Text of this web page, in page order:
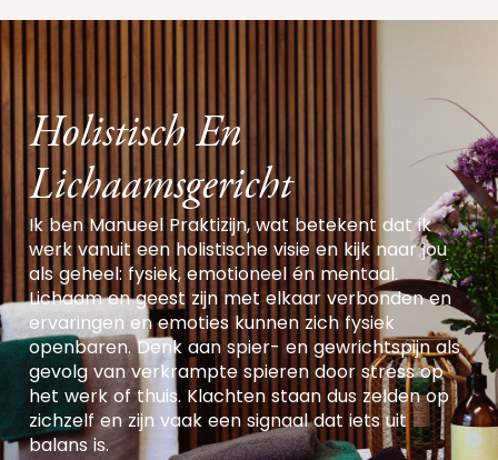
Holistisch En
Lichaamsgericht
Ik ben Manueel Praktizijn, wat betekent dat ik
werk vanuit een holistische visie en kijk naar jou
als geheel: fysiek, emotioneel én mentaal.
Lichaam en geest zijn met elkaar verbonden en
ervaringen en emoties kunnen zichfysiek
openbaren. Denk aan spier- en gewrichtspijnals
gevolg van verkrampte spieren door stressop
het werk of thuis. Klachten staan dus zelden op
zichzelf en zijn vaak een signaaldat ietsuit
balans is.